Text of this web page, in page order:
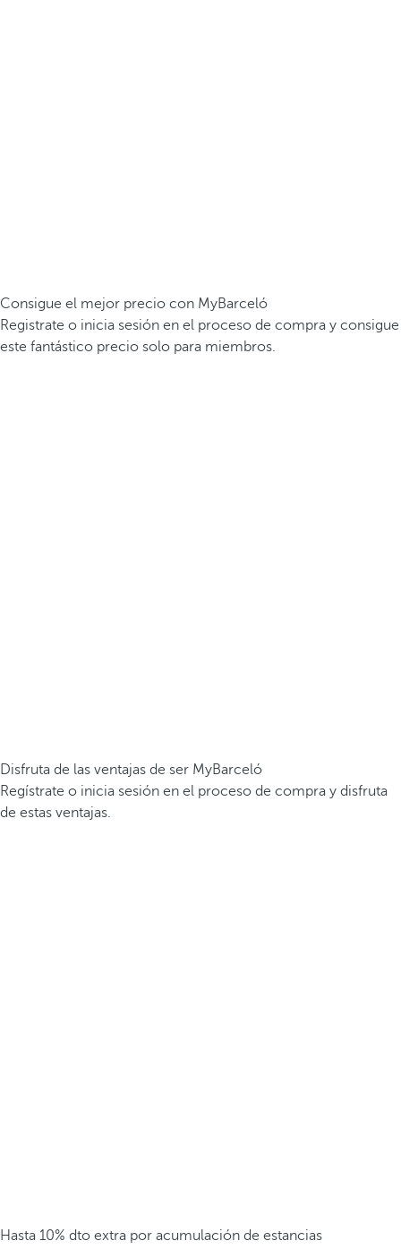
Consigue el mejor precio con MyBarceló
Registrate o inicia sesión en el proceso de compra y consigue
este fantástico precio solo para miembros.
Disfruta de las ventajas de ser MyBarceló
Regístrate o inicia sesión en el proceso de compra y disfruta
de estas ventajas.
Hasta 10% dto extra por acumulación de estancias